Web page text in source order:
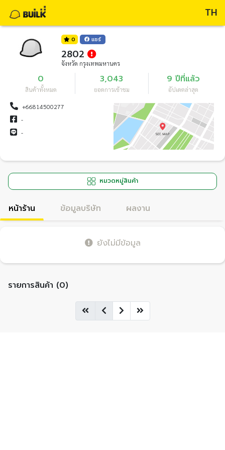
TH
0 แชร์
2802
จังหวัด กรุงเทพมหานคร
0
สินค้าทั้งหมด
3,043
ยอดการเข้าชม
9 ปีที่แล้ว
อัปเดตล่าสุด
+66814500277
-
-
หมวดหมู่สินค้า
หน้าร้าน ข้อมูลบริษัท ผลงาน
ยังไม่มีข้อมูล
รายการสินค้า (0)